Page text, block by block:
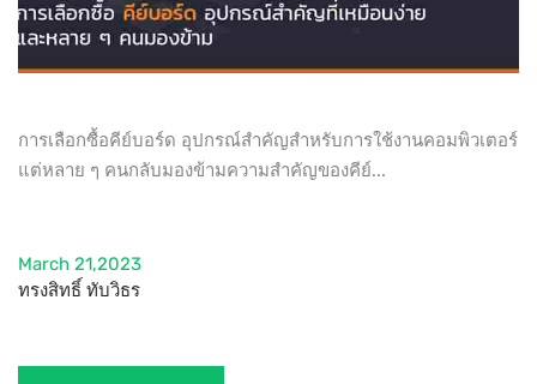
การเลือกซื้อคีย์บอร์ด อุปกรณ์สำคัญสำหรับการใช้งานคอมพิวเตอร์
แต่หลาย ๆ คนกลับมองข้ามความสำคัญของคีย์...
March 21,2023
ทรงสิทธิ์ ทับวิธร